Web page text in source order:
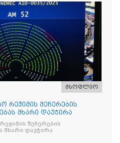
მსოფლიო
რეჟიმის შეჩერების
მხარი დაუჭირა
შეჩერების
მხარი დაუჭირა